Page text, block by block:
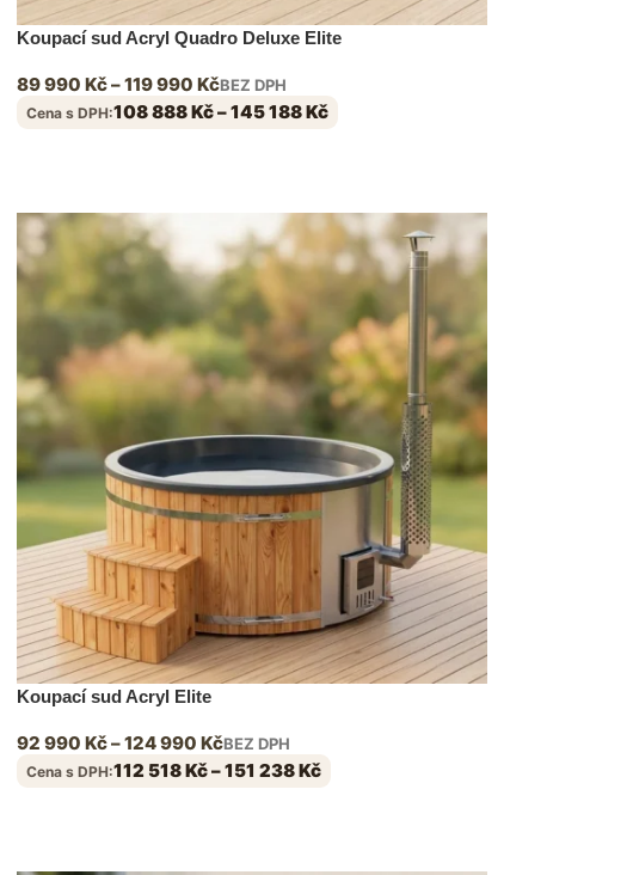
Koupací sud Acryl Quadro Deluxe Elite
89 990 Kč–119 990 KčBEZ DPH
Cena s DPH:108 888Kč–145 188Kč
Koupací sud Acryl Elite
92 990 Kč–124 990 KčBEZ DPH
Cena s DPH:112 518Kč–151 238Kč